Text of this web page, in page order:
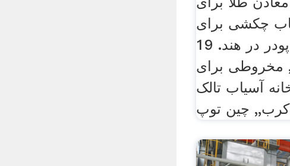
چکشی برای
دولومیت قیمت پودر در هند. 19
2016, مخروطی برای
آسیاب تالک
کرب,, چین توپ